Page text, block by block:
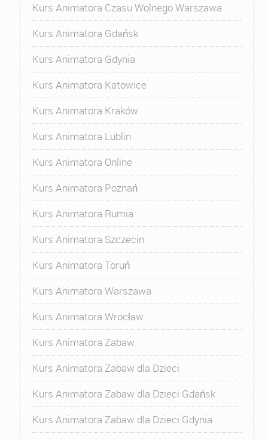
Kurs Animatora Czasu Wolnego Warszawa
Kurs Animatora Gdańsk
Kurs Animatora Gdynia
Kurs Animatora Katowice
Kurs Animatora Kraków
Kurs Animatora Lublin
Kurs Animatora Online
Kurs Animatora Poznań
Kurs Animatora Rumia
Kurs Animatora Szczecin
Kurs Animatora Toruń
Kurs Animatora Warszawa
Kurs Animatora Wrocław
Kurs Animatora Zabaw
Kurs Animatora Zabaw dla Dzieci
Kurs Animatora Zabaw dla Dzieci Gdańsk
Kurs Animatora Zabaw dla Dzieci Gdynia